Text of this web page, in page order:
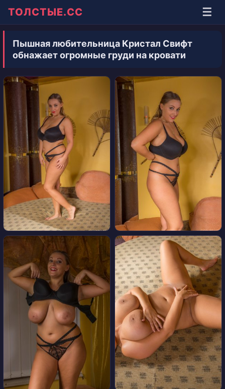
ТОЛСТЫЕ.СС ☰
Пышная любительница Кристал Свифт
обнажает огромные груди на кровати